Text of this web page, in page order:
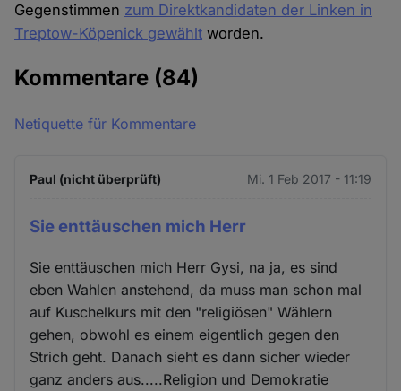
Gegenstimmen zum Direktkandidaten der Linken in
Treptow-Köpenick gewählt worden.
Kommentare (84)
Netiquette für Kommentare
Paul (nicht überprüft) Mi. 1 Feb 2017 - 11:19
Sie enttäuschen mich Herr
Sie enttäuschen mich Herr Gysi, na ja, es sind
eben Wahlen anstehend, da muss man schon mal
auf Kuschelkurs mit den "religiösen" Wählern
gehen, obwohl es einem eigentlich gegen den
Strich geht. Danach sieht es dann sicher wieder
ganz anders aus.....Religion und Demokratie